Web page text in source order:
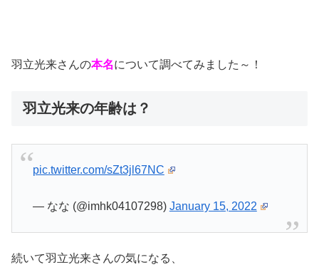
羽立光来さんの本名について調べてみました～！
羽立光来の年齢は？
pic.twitter.com/sZt3jl67NC
— なな (@imhk04107298) January 15, 2022
続いて羽立光来さんの気になる、